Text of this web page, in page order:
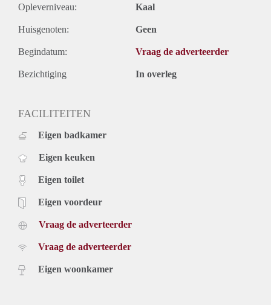
Opleverniveau: Kaal
Huisgenoten: Geen
Begindatum: Vraag de adverteerder
Bezichtiging In overleg
FACILITEITEN
Eigen badkamer
Eigen keuken
Eigen toilet
Eigen voordeur
Vraag de adverteerder
Vraag de adverteerder
Eigen woonkamer